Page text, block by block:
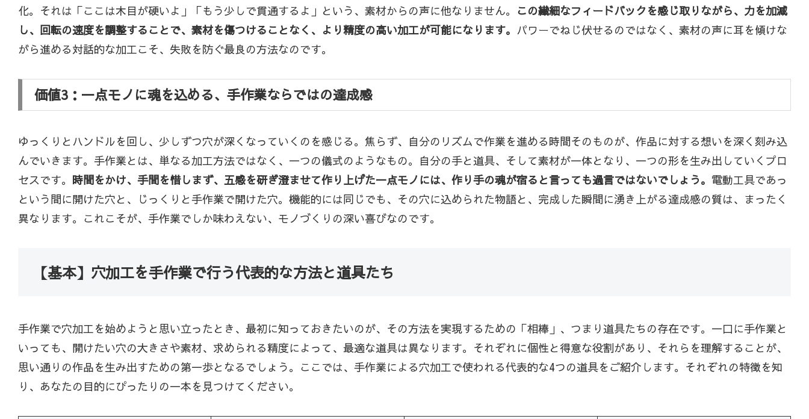
化。それは「ここは木目が硬いよ」「もう少しで貫通するよ」という、素材からの声に他なりません。 この繊細なフィードバックを感じ取りながら、力を加減
し、回転の速度を調整することで、素材を傷つけることなく、より精度の高い加工が可能になります。 パワーでねじ伏せるのではなく、素材の声に耳を傾けな
がら進める対話的な加工こそ、失敗を防ぐ最良の方法なのです。
価値3：一点モノに魂を込める、手作業ならではの達成感
ゆっくりとハンドルを回し、少しずつ穴が深くなっていくのを感じる。焦らず、自分のリズムで作業を進める時間そのものが、作品に対する想いを深く刻み込
んでいきます。手作業とは、単なる加工方法ではなく、一つの儀式のようなもの。自分の手と道具、そして素材が一体となり、一つの形を生み出していくプロ
セスです。 時間をかけ、手間を惜しまず、五感を研ぎ澄ませて作り上げた一点モノには、作り手の魂が宿ると言っても過言ではないでしょう。 電動工具であっ
という間に開けた穴と、じっくりと手作業で開けた穴。機能的には同じでも、その穴に込められた物語と、完成した瞬間に湧き上がる達成感の質は、まったく
異なります。これこそが、手作業でしか味わえない、モノづくりの深い喜びなのです。
【基本】穴加工を手作業で行う代表的な方法と道具たち
手作業で穴加工を始めようと思い立ったとき、最初に知っておきたいのが、その方法を実現するための「相棒」、つまり道具たちの存在です。一口に手作業と
いっても、開けたい穴の大きさや素材、求められる精度によって、最適な道具は異なります。それぞれに個性と得意な役割があり、それらを理解することが、
思い通りの作品を生み出すための第一歩となるでしょう。ここでは、手作業による穴加工で使われる代表的な4つの道具をご紹介します。それぞれの特徴を知
り、あなたの目的にぴったりの一本を見つけてください。